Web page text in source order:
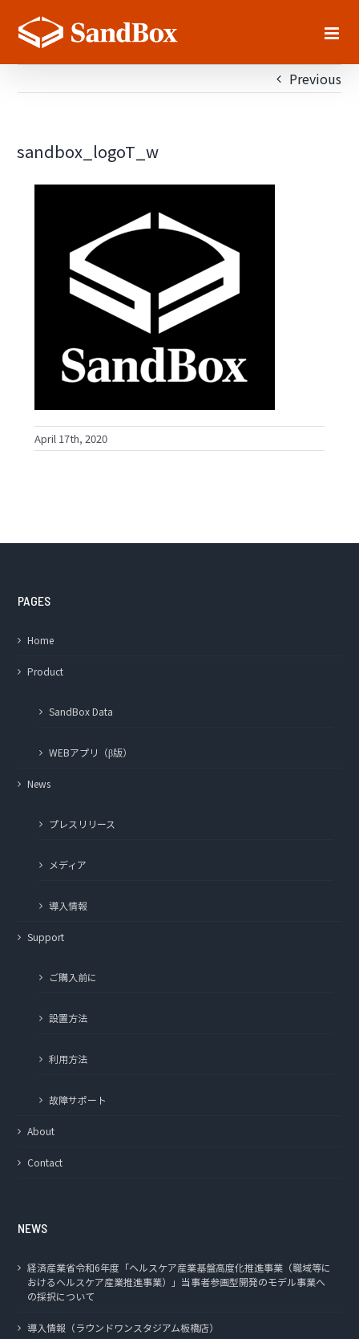
content
Previous
sandbox_logoT_w
April 17th, 2020
PAGES
Home
Product
SandBox Data
WEBアプリ（β版）
News
プレスリリース
メディア
導入情報
Support
ご購入前に
設置方法
利用方法
故障サポート
About
Contact
NEWS
経済産業省令和6年度「ヘルスケア産業基盤高度化推進事業（職域等に
おけるヘルスケア産業推進事業）」当事者参画型開発のモデル事業へ
の採択について
導入情報（ラウンドワンスタジアム板橋店）